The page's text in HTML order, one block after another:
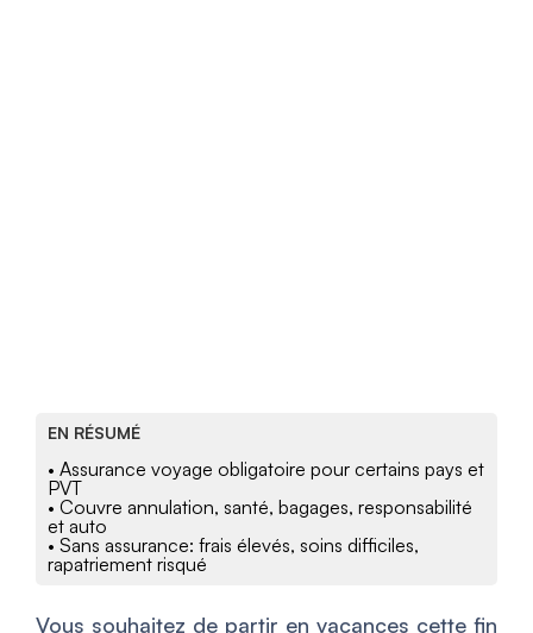
EN RÉSUMÉ
• Assurance voyage obligatoire pour certains pays et
PVT
• Couvre annulation, santé, bagages, responsabilité
et auto
• Sans assurance: frais élevés, soins difficiles,
rapatriement risqué
Vous souhaitez de partir en vacances cette fin